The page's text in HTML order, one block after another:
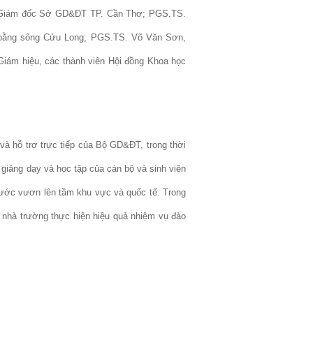
đốc Sở GD&ĐT TP. Cần Thơ; PGS.TS.
sông Cửu Long; PGS.TS. Võ Văn Sơn,
hiệu, các thành viên Hội đồng Khoa học
hỗ trợ trực tiếp của Bộ GD&ĐT, trong thời
dạy và học tập của cán bộ và sinh viên
vươn lên tầm khu vực và quốc tế. Trong
trường thực hiện hiệu quả nhiệm vụ đào